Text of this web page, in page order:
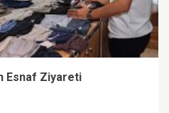
Esnaf Ziyareti